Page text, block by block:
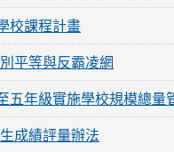
校課程計畫
平等與反霸凌網
五年級實施學校規模總量
成績評量辦法